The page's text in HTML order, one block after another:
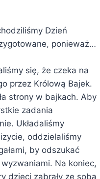
Dzień
ponieważ…
się, że czeka na
przez Królową Bajek.
strony w bajkach. Aby
zadania
Układaliśmy
oddzielaliśmy
by odszukać
Na koniec,
dzieci zabrały ze sobą